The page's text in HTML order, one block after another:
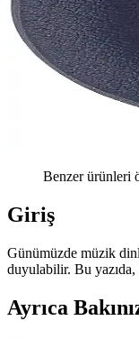
Benzer ürünleri
Giriş
Günümüzde müzik
duyulabilir. Bu yazıda,
Ayrıca